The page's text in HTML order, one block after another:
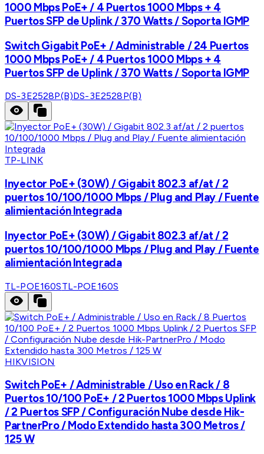
1000 Mbps PoE+ / 4 Puertos 1000 Mbps + 4
Puertos SFP de Uplink / 370 Watts / Soporta IGMP
Switch Gigabit PoE+ / Administrable / 24 Puertos
1000 Mbps PoE+ / 4 Puertos 1000 Mbps + 4
Puertos SFP de Uplink / 370 Watts / Soporta IGMP
DS-3E2528P(B)DS-3E2528P(B)
TP-LINK
Inyector PoE+ (30W) / Gigabit 802.3 af/at / 2
puertos 10/100/1000 Mbps / Plug and Play / Fuente
alimientación Integrada
Inyector PoE+ (30W) / Gigabit 802.3 af/at / 2
puertos 10/100/1000 Mbps / Plug and Play / Fuente
alimientación Integrada
TL-POE160STL-POE160S
HIKVISION
Switch PoE+ / Administrable / Uso en Rack / 8
Puertos 10/100 PoE+ / 2 Puertos 1000 Mbps Uplink
/ 2 Puertos SFP / Configuración Nube desde Hik-
PartnerPro / Modo Extendido hasta 300 Metros /
125 W